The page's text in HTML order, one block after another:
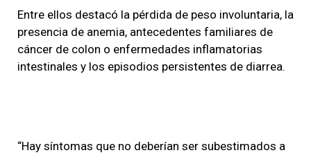
Entre ellos destacó la pérdida de peso involuntaria, la
presencia de anemia, antecedentes familiares de
cáncer de colon o enfermedades inflamatorias
intestinales y los episodios persistentes de diarrea.
“Hay síntomas que no deberían ser subestimados a